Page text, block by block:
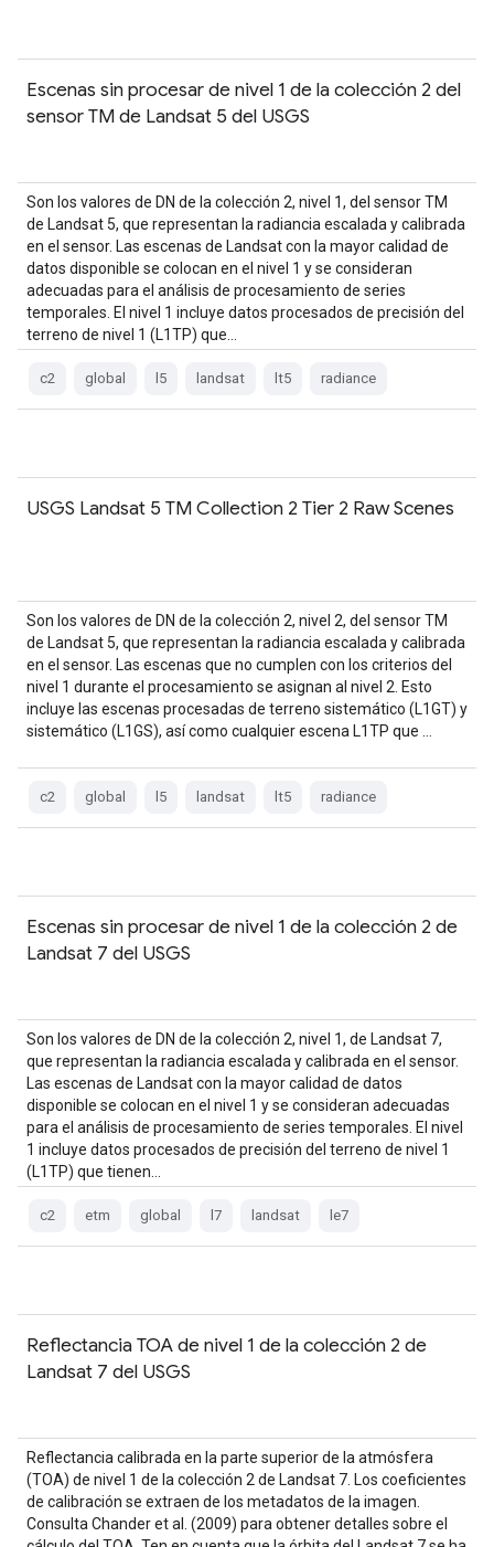
Escenas sin procesar de nivel 1 de la colección 2 del
sensor TM de Landsat 5 del USGS
Son los valores de DN de la colección 2, nivel 1, del sensor TM
de Landsat 5, que representan la radiancia escalada y calibrada
en el sensor. Las escenas de Landsat con la mayor calidad de
datos disponible se colocan en el nivel 1 y se consideran
adecuadas para el análisis de procesamiento de series
temporales. El nivel 1 incluye datos procesados de precisión del
terreno de nivel 1 (L1TP) que…
c2 global l5 landsat lt5 radiance
USGS Landsat 5 TM Collection 2 Tier 2 Raw Scenes
Son los valores de DN de la colección 2, nivel 2, del sensor TM
de Landsat 5, que representan la radiancia escalada y calibrada
en el sensor. Las escenas que no cumplen con los criterios del
nivel 1 durante el procesamiento se asignan al nivel 2. Esto
incluye las escenas procesadas de terreno sistemático (L1GT) y
sistemático (L1GS), así como cualquier escena L1TP que …
c2 global l5 landsat lt5 radiance
Escenas sin procesar de nivel 1 de la colección 2 de
Landsat 7 del USGS
Son los valores de DN de la colección 2, nivel 1, de Landsat 7,
que representan la radiancia escalada y calibrada en el sensor.
Las escenas de Landsat con la mayor calidad de datos
disponible se colocan en el nivel 1 y se consideran adecuadas
para el análisis de procesamiento de series temporales. El nivel
1 incluye datos procesados de precisión del terreno de nivel 1
(L1TP) que tienen…
c2 etm global l7 landsat le7
Reflectancia TOA de nivel 1 de la colección 2 de
Landsat 7 del USGS
Reflectancia calibrada en la parte superior de la atmósfera
(TOA) de nivel 1 de la colección 2 de Landsat 7. Los coeficientes
de calibración se extraen de los metadatos de la imagen.
Consulta Chander et al. (2009) para obtener detalles sobre el